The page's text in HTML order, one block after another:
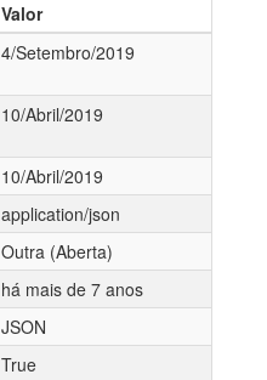
Valor
4/Setembro/2019
10/Abril/2019
10/Abril/2019
application/json
Outra (Aberta)
há mais de 7 anos
JSON
True